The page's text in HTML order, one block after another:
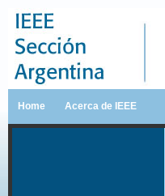
Home Acerca de IEEE